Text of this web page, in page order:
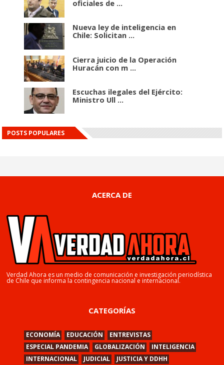
oficiales de ...
Nueva ley de inteligencia en
Chile: Solicitan ...
Cierra juicio de la Operación
Huracán con m ...
Escuchas ilegales del Ejército:
Ministro Ull ...
POSTS POPULARES
ACERCA DE
Verdad Ahora es un medio de comunicación e investigación periodística
de Chile que informa la contingencia nacional e internacional.
CATEGORÍAS
ECONOMÍA EDUCACIÓN
ENTREVISTAS
ESPECIAL PANDEMIA
GLOBALIZACIÓN
INTELIGENCIA
INTERNACIONAL
JUDICIAL JUSTICIA Y DDHH